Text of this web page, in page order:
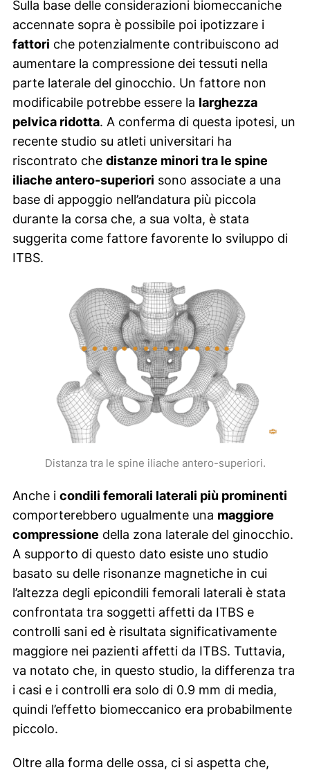
Sulla base delle considerazioni biomeccaniche
accennate sopra è possibile poi ipotizzare i
fattori che potenzialmente contribuiscono ad
aumentare la compressione dei tessuti nella
parte laterale del ginocchio. Un fattore non
modificabile potrebbe essere la larghezza
pelvica ridotta. A conferma di questa ipotesi, un
recente studio su atleti universitari ha
riscontrato che distanze minori tra le spine
iliache antero-superiori sono associate a una
base di appoggio nell’andatura più piccola
durante la corsa che, a sua volta, è stata
suggerita come fattore favorente lo sviluppo di
ITBS.
Distanza tra le spine iliache antero-superiori.
Anche i condili femorali laterali più prominenti
comporterebbero ugualmente una maggiore
compressione della zona laterale del ginocchio.
A supporto di questo dato esiste uno studio
basato su delle risonanze magnetiche in cui
l’altezza degli epicondili femorali laterali è stata
confrontata tra soggetti affetti da ITBS e
controlli sani ed è risultata significativamente
maggiore nei pazienti affetti da ITBS. Tuttavia,
va notato che, in questo studio, la differenza tra
i casi e i controlli era solo di 0.9 mm di media,
quindi l’effetto biomeccanico era probabilmente
piccolo.
Oltre alla forma delle ossa, ci si aspetta che,